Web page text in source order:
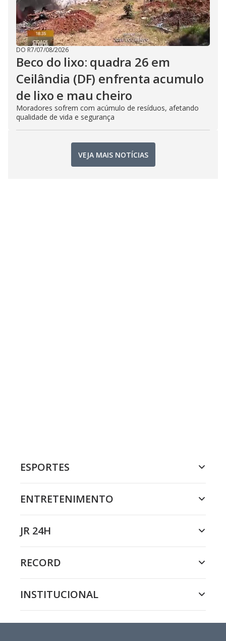
DO R7/07/08/2026
Beco do lixo: quadra 26 em
Ceilândia (DF) enfrenta acumulo
de lixo e mau cheiro
Moradores sofrem com acúmulo de resíduos, afetando
qualidade de vida e segurança
VEJA MAIS NOTÍCIAS
ESPORTES
ENTRETENIMENTO
JR 24H
RECORD
INSTITUCIONAL